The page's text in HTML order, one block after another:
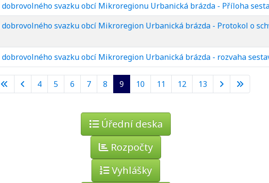
svazku obcí Mikroregionu Urbanická brázda - Příloha
svazku obcí Mikroregion Urbanická brázda - Protokol o
svazku obcí Mikroregion Urbanická brázda - rozvaha
4 5 6 7 8 9 10 11 12 13
Úřední deska
Rozpočty
Vyhlášky